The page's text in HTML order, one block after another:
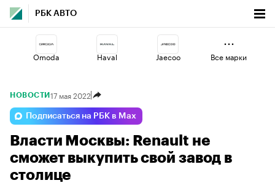
РБК АВТО
Omoda Haval Jaecoo
Voyah Geely
Changan Volga Lada
Все марки
НОВОСТИ 17 мая 2022
Подписаться на РБК в Max
Власти Москвы: Renault не
сможет выкупить свой завод в
столице